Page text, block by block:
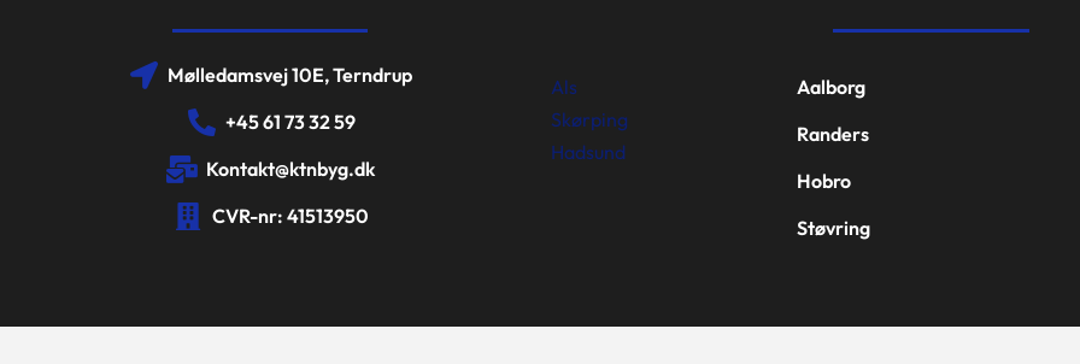
Mølledamsvej 10E, Terndrup
+45 61 73 32 59
Kontakt@ktnbyg.dk
CVR-nr: 41513950
Als
Skørping
Hadsund
Aalborg
Randers
Hobro
Støvring